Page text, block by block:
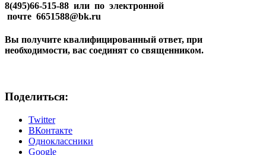
8(495)66-515-88 или по электронной
почте 6651588@bk.ru
Вы получите квалифицированный ответ, при
необходимости, вас соединят со священником.
Поделиться:
Twitter
ВКонтакте
Одноклассники
Google